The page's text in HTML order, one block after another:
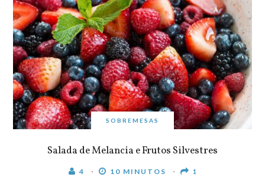
SOBREMESAS
Salada de Melancia e Frutos Silvestres
4 10 MINUTOS 1